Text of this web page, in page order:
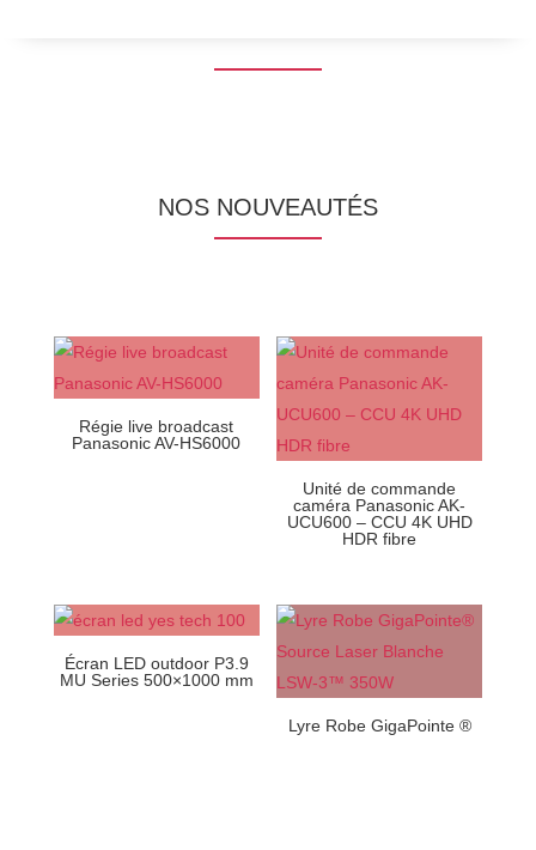
NOS NOUVEAUTÉS
Régie live broadcast
Panasonic AV-HS6000
Unité de commande
caméra Panasonic AK-
UCU600 – CCU 4K UHD
HDR fibre
Écran LED outdoor P3.9
MU Series 500×1000 mm
Lyre Robe GigaPointe ®